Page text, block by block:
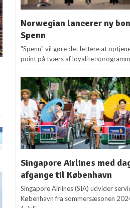
Norwegian lancerer ny
Spenn
"Spenn" vil gøre det lettere at
point på tværs af
Singapore Airlines med
afgange til København
Singapore Airlines (SIA) udvider
København fra sommersæsonen